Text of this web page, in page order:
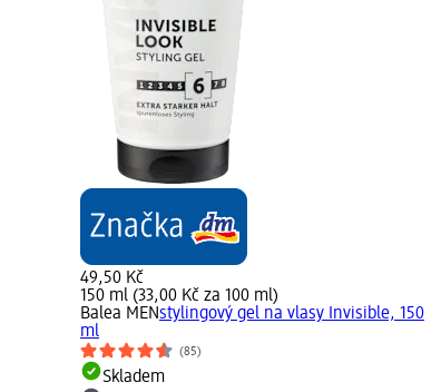
49,50 Kč
150 ml (33,00 Kč za 100 ml)
Balea MENstylingový gel na vlasy Invisible, 150
ml
(85)
Skladem